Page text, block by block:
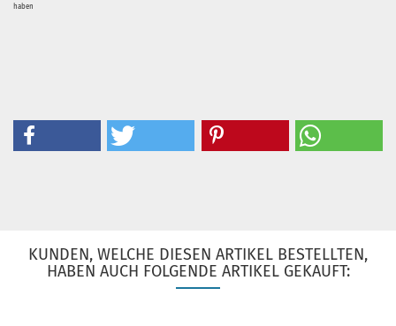
haben
KUNDEN, WELCHE DIESEN ARTIKEL BESTELLTEN,
HABEN AUCH FOLGENDE ARTIKEL GEKAUFT: